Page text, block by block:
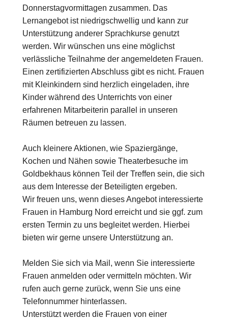
Donnerstagvormittagen zusammen. Das
Lernangebot ist niedrigschwellig und kann zur
Unterstützung anderer Sprachkurse genutzt
werden. Wir wünschen uns eine möglichst
verlässliche Teilnahme der angemeldeten Frauen.
Einen zertifizierten Abschluss gibt es nicht. Frauen
mit Kleinkindern sind herzlich eingeladen, ihre
Kinder während des Unterrichts von einer
erfahrenen Mitarbeiterin parallel in unseren
Räumen betreuen zu lassen.
Auch kleinere Aktionen, wie Spaziergänge,
Kochen und Nähen sowie Theaterbesuche im
Goldbekhaus können Teil der Treffen sein, die sich
aus dem Interesse der Beteiligten ergeben.
Wir freuen uns, wenn dieses Angebot interessierte
Frauen in Hamburg Nord erreicht und sie ggf. zum
ersten Termin zu uns begleitet werden. Hierbei
bieten wir gerne unsere Unterstützung an.
Melden Sie sich via Mail, wenn Sie interessierte
Frauen anmelden oder vermitteln möchten. Wir
rufen auch gerne zurück, wenn Sie uns eine
Telefonnummer hinterlassen.
Unterstützt werden die Frauen von einer